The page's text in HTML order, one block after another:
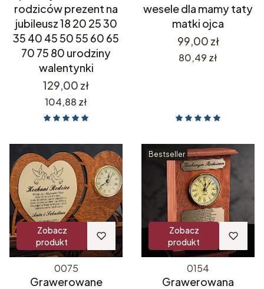
rodziców prezent na
jubileusz 18 20 25 30
35 40 45 50 55 60 65
70 75 80 urodziny
walentynki
Cena
129,00 zł
Cena
104,88 zł
wesele dla mamy taty
matki ojca
Cena
99,00 zł
Cena
80,49 zł
Zobacz
produkt
0075
Grawerowane
Bestseller
Zobacz
produkt
0154
Grawerowana